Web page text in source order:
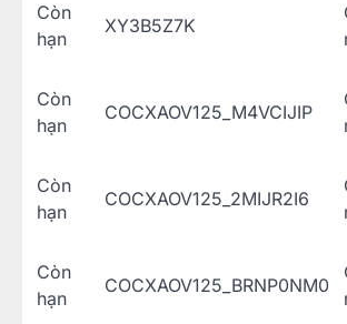
Còn
hạn
XY3B5Z7K
Còn
hạn
COCXAOV125_M4VCIJIP
Còn
hạn
COCXAOV125_2MIJR2I6
Còn
hạn
COCXAOV125_BRNP0NM0